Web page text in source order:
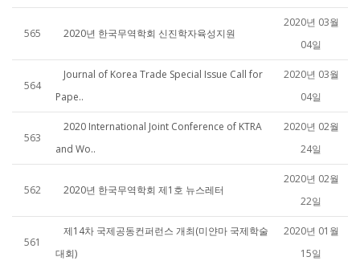
565 2020년 한국무역학회 신진학자육성지원
2020년 03월
04일
564
Journal of Korea Trade Special Issue Call for
Pape..
2020년 03월
04일
563
2020 International Joint Conference of KTRA
and Wo..
2020년 02월
24일
562 2020년 한국무역학회 제1호 뉴스레터
2020년 02월
22일
561
제14차 국제공동컨퍼런스 개최(미얀마 국제학술
대회)
2020년 01월
15일